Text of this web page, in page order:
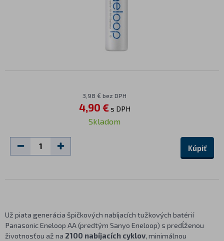
3,98 € bez DPH
4,90 €s DPH
Skladom
Kúpiť
Už piata generácia špičkových nabíjacích tužkových batérií
Panasonic Eneloop AA (predtým Sanyo Eneloop) s predĺženou
životnosťou až na 2100 nabíjacích cyklov, minimálnou